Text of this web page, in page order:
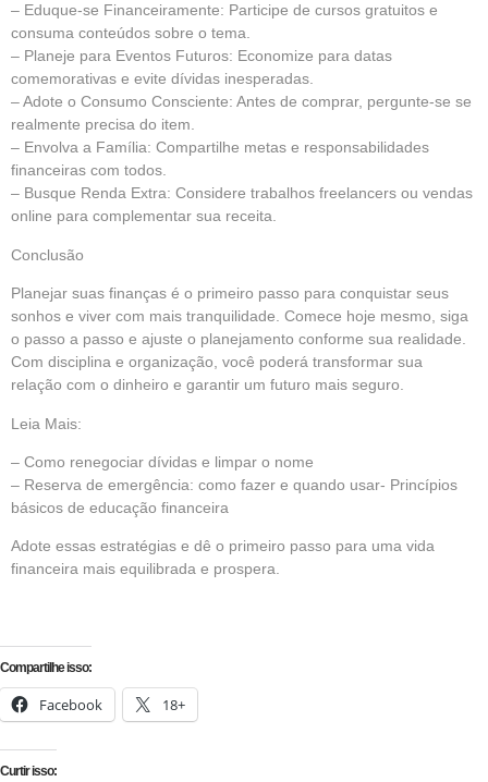
– Eduque-se Financeiramente: Participe de cursos gratuitos e
consuma conteúdos sobre o tema.
– Planeje para Eventos Futuros: Economize para datas
comemorativas e evite dívidas inesperadas.
– Adote o Consumo Consciente: Antes de comprar, pergunte-se se
realmente precisa do item.
– Envolva a Família: Compartilhe metas e responsabilidades
financeiras com todos.
– Busque Renda Extra: Considere trabalhos freelancers ou vendas
online para complementar sua receita.
Conclusão
Planejar suas finanças é o primeiro passo para conquistar seus
sonhos e viver com mais tranquilidade. Comece hoje mesmo, siga
o passo a passo e ajuste o planejamento conforme sua realidade.
Com disciplina e organização, você poderá transformar sua
relação com o dinheiro e garantir um futuro mais seguro.
Leia Mais:
– Como renegociar dívidas e limpar o nome
– Reserva de emergência: como fazer e quando usar- Princípios
básicos de educação financeira
Adote essas estratégias e dê o primeiro passo para uma vida
financeira mais equilibrada e prospera.
Compartilhe isso:
Facebook 18+
Curtir isso: